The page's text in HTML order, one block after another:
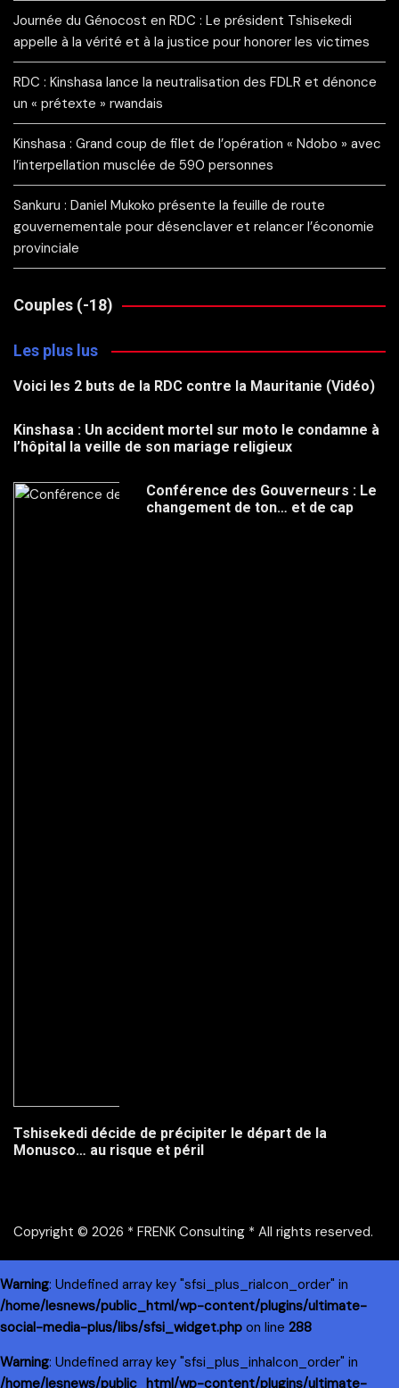
Journée du Génocost en RDC : Le président Tshisekedi
appelle à la vérité et à la justice pour honorer les victimes
RDC : Kinshasa lance la neutralisation des FDLR et dénonce
un « prétexte » rwandais
Kinshasa : Grand coup de filet de l’opération « Ndobo » avec
l’interpellation musclée de 590 personnes
Sankuru : Daniel Mukoko présente la feuille de route
gouvernementale pour désenclaver et relancer l’économie
provinciale
Couples (-18)
Les plus lus
Voici les 2 buts de la RDC contre la Mauritanie (Vidéo)
Kinshasa : Un accident mortel sur moto le condamne à
l’hôpital la veille de son mariage religieux
Conférence des Gouverneurs : Le
changement de ton… et de cap
Tshisekedi décide de précipiter le départ de la
Monusco… au risque et péril
Copyright © 2026 * FRENK Consulting * All rights reserved.
Warning: Undefined array key "sfsi_plus_riaIcon_order" in
/home/lesnews/public_html/wp-content/plugins/ultimate-
social-media-plus/libs/sfsi_widget.php on line 288
Warning: Undefined array key "sfsi_plus_inhaIcon_order" in
/home/lesnews/public_html/wp-content/plugins/ultimate-